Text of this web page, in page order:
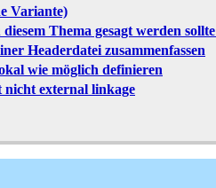
Variante)
diesem Thema gesagt werden
Headerdatei zusammenfassen
wie möglich definieren
nicht external linkage